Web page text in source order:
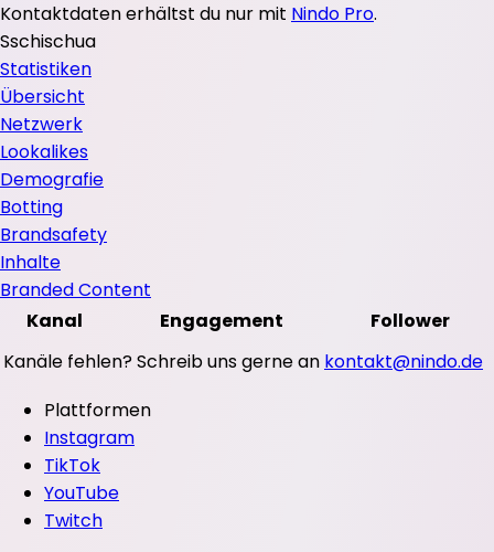
Kontaktdaten erhältst du nur mit Nindo Pro.
Sschischua
Statistiken
Übersicht
Netzwerk
Lookalikes
Demografie
Botting
Brandsafety
Inhalte
Branded Content
Kanal
Engagement
Follower
Kanäle fehlen? Schreib uns gerne an kontakt@nindo.de
Plattformen
Instagram
TikTok
YouTube
Twitch